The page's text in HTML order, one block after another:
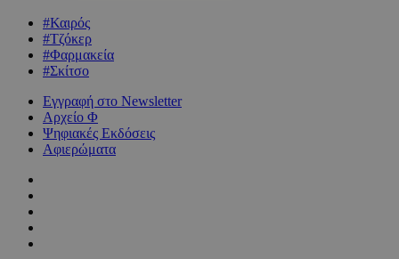
#Καιρός
#Τζόκερ
#Φαρμακεία
#Σκίτσο
Εγγραφή στο Newsletter
Αρχείο Φ
Ψηφιακές Εκδόσεις
Αφιερώματα